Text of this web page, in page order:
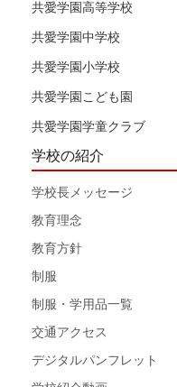
共愛学園高等学校
共愛学園中学校
共愛学園小学校
共愛学園こども園
共愛学園学童クラブ
学校の紹介
学校長メッセージ
教育理念
教育方針
制服
制服・学用品一覧
交通アクセス
デジタルパンフレット